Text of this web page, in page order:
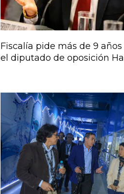
Fiscalía pide más de 9
el diputado de oposición